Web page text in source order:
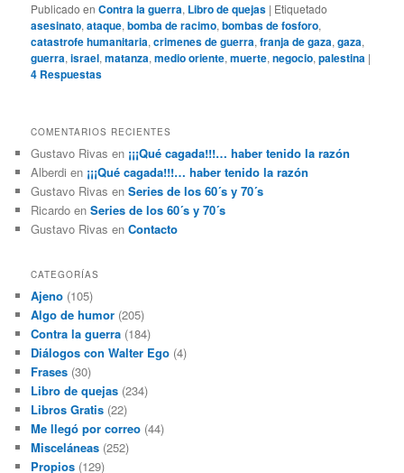
Publicado en Contra la guerra, Libro de quejas | Etiquetado
asesinato,ataque,bomba de racimo,bombas de fosforo,
catastrofe humanitaria,crimenes de guerra,franja de gaza,gaza,
guerra,israel,matanza,medio oriente,muerte,negocio,palestina |
4 Respuestas
COMENTARIOS RECIENTES
Gustavo Rivas en ¡¡¡Qué cagada!!!… haber tenido la razón
Alberdi en ¡¡¡Qué cagada!!!… haber tenido la razón
Gustavo Rivas enSeries de los 60´s y 70´s
Ricardo enSeries de los 60´s y 70´s
Gustavo Rivas enContacto
CATEGORÍAS
Ajeno (105)
Algo de humor (205)
Contra la guerra (184)
Diálogos con Walter Ego (4)
Frases (30)
Libro de quejas (234)
Libros Gratis (22)
Me llegó por correo (44)
Misceláneas (252)
Propios (129)